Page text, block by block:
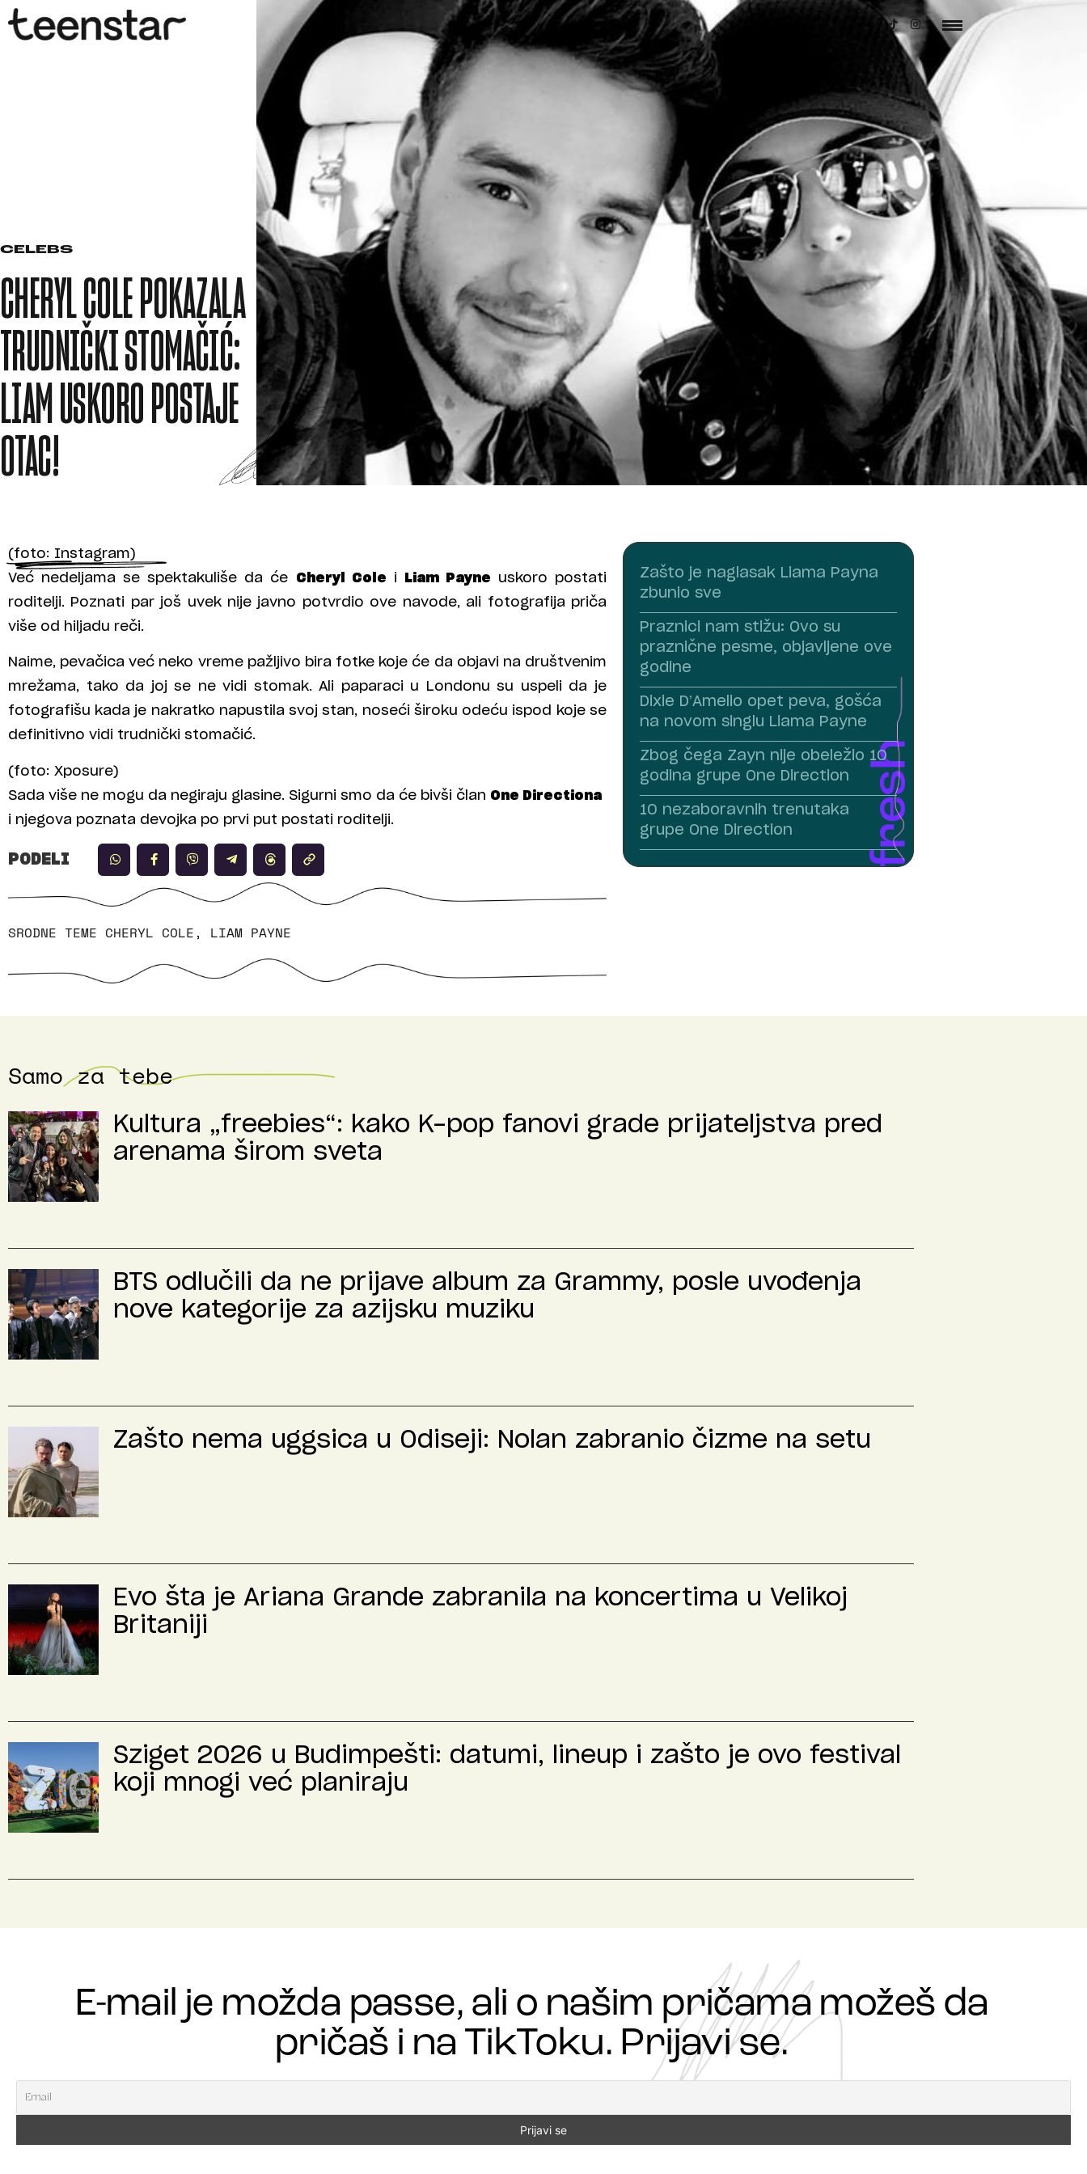
CELEBS
CHERYL COLE POKAZALA
TRUDNIČKI STOMAČIĆ:
LIAM USKORO POSTAJE
OTAC!
(foto: Instagram)
Već nedeljama se spektakuliše da će Cheryl Cole i Liam Payne uskoro postati
roditelji. Poznati par još uvek nije javno potvrdio ove navode, ali fotografija priča
više od hiljadu reči.
Naime, pevačica već neko vreme pažljivo bira fotke koje će da objavi na društvenim
mrežama, tako da joj se ne vidi stomak. Ali paparaci u Londonu su uspeli da je
fotografišu kada je nakratko napustila svoj stan, noseći široku odeću ispod koje se
definitivno vidi trudnički stomačić.
(foto: Xposure)
Sada više ne mogu da negiraju glasine. Sigurni smo da će bivši član One Directiona
i njegova poznata devojka po prvi put postati roditelji.
PODELI
SRODNE TEME CHERYL COLE, LIAM PAYNE
Zašto je naglasak Liama Payna
zbunio sve
Praznici nam stižu: Ovo su
praznične pesme, objavljene ove
godine
Dixie D’Amelio opet peva, gošća
na novom singlu Liama Payne
Zbog čega Zayn nije obeležio 10
godina grupe One Direction
10 nezaboravnih trenutaka
grupe One Direction
Samo za tebe
Kultura „freebies“: kako K-pop fanovi grade prijateljstva pred
arenama širom sveta
BTS odlučili da ne prijave album za Grammy, posle uvođenja
nove kategorije za azijsku muziku
Zašto nema uggsica u Odiseji: Nolan zabranio čizme na setu
Evo šta je Ariana Grande zabranila na koncertima u Velikoj
Britaniji
Sziget 2026 u Budimpešti: datumi, lineup i zašto je ovo festival
koji mnogi već planiraju
E-mail je možda passe, ali o našim pričama možeš da
pričaš i na TikToku. Prijavi se.